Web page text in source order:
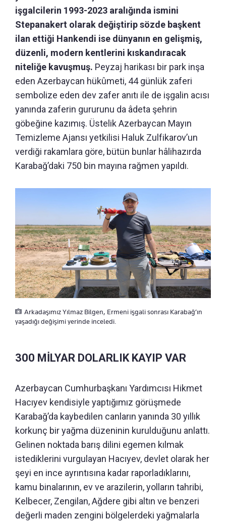
işgalcilerin 1993-2023 aralığında ismini
Stepanakert olarak değiştirip sözde başkent
ilan ettiği Hankendi ise dünyanın en gelişmiş,
düzenli, modern kentlerini kıskandıracak
niteliğe kavuşmuş. Peyzaj harikası bir park inşa
eden Azerbaycan hükûmeti, 44 günlük zaferi
sembolize eden dev zafer anıtı ile de işgalin acısı
yanında zaferin gururunu da âdeta şehrin
göbeğine kazımış. Üstelik Azerbaycan Mayın
Temizleme Ajansı yetkilisi Haluk Zulfikarov’un
verdiği rakamlara göre, bütün bunlar hâlihazırda
Karabağ’daki 750 bin mayına rağmen yapıldı.
Arkadaşımız Yılmaz Bilgen, Ermeni işgali sonrası Karabağ’ın
yaşadığı değişimi yerinde inceledi.
300 MİLYAR DOLARLIK KAYIP VAR
Azerbaycan Cumhurbaşkanı Yardımcısı Hikmet
Hacıyev kendisiyle yaptığımız görüşmede
Karabağ’da kaybedilen canların yanında 30 yıllık
korkunç bir yağma düzeninin kurulduğunu anlattı.
Gelinen noktada barış dilini egemen kılmak
istediklerini vurgulayan Hacıyev, devlet olarak her
şeyi en ince ayrıntısına kadar raporladıklarını,
kamu binalarının, ev ve arazilerin, yolların tahribi,
Kelbecer, Zengilan, Ağdere gibi altın ve benzeri
değerli maden zengini bölgelerdeki yağmalarla